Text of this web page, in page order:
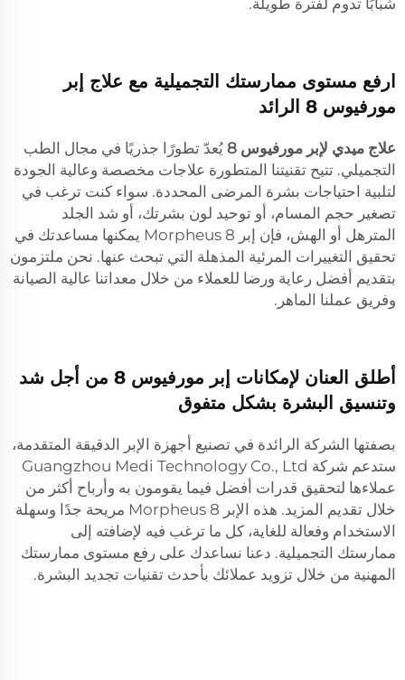
ارفع مستوى ممارستك التجميلية مع علاج إبر
مورفيوس 8 الرائد
علاج ميدي لإبر مورفيوس 8
يُعدّ تطورًا جذريًا في مجال الطب
التجميلي. تتيح تقنيتنا المتطورة علاجات مخصصة وعالية الجودة
لتلبية احتياجات بشرة المرضى المحددة. سواء كنت ترغب في
تصغير حجم المسام، أو توحيد لون بشرتك، أو شد الجلد
المترهل أو الهش، فإن إبر Morpheus 8 يمكنها مساعدتك في
تحقيق التغييرات المرئية المذهلة التي تبحث عنها. نحن ملتزمون
بتقديم أفضل رعاية ورضا للعملاء من خلال معداتنا عالية الصيانة
وفريق عملنا الماهر.
أطلق العنان لإمكانات إبر مورفيوس 8 من أجل شد
وتنسيق البشرة بشكل متفوق
بصفتها الشركة الرائدة في تصنيع أجهزة الإبر الدقيقة المتقدمة،
ستدعم شركة Guangzhou Medi Technology Co., Ltd
عملاءها لتحقيق قدرات أفضل فيما يقومون به وأرباح أكثر من
خلال تقديم المزيد. هذه الإبر Morpheus 8 مريحة جدًا وسهلة
الاستخدام وفعالة للغاية، كل ما ترغب فيه لإضافته إلى
ممارستك التجميلية. دعنا نساعدك على رفع مستوى ممارستك
المهنية من خلال تزويد عملائك بأحدث تقنيات تجديد البشرة.